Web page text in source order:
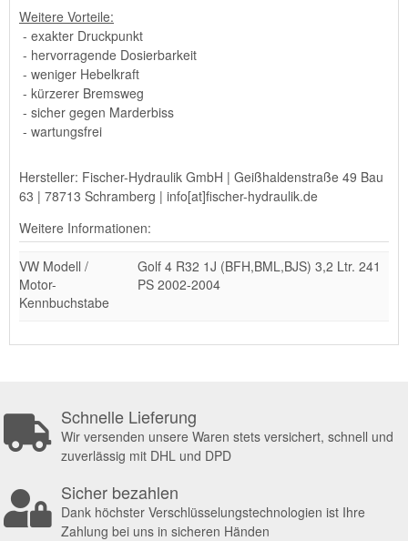
Weitere Vorteile:
- exakter Druckpunkt
- hervorragende Dosierbarkeit
- weniger Hebelkraft
- kürzerer Bremsweg
- sicher gegen Marderbiss
- wartungsfrei
Hersteller: Fischer-Hydraulik GmbH | Geißhaldenstraße 49 Bau
63 | 78713 Schramberg | info[at]fischer-hydraulik.de
Weitere Informationen:
VW Modell /
Motor-
Kennbuchstabe
Golf 4 R32 1J (BFH,BML,BJS) 3,2 Ltr. 241
PS 2002-2004
Schnelle Lieferung
Wir versenden unsere Waren stets versichert, schnell und
zuverlässig mit DHL und DPD
Sicher bezahlen
Dank höchster Verschlüsselungstechnologien ist Ihre
Zahlung bei uns in sicheren Händen